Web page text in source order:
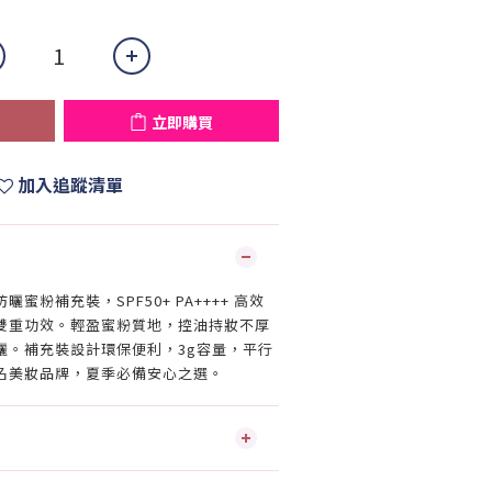
立即購買
加入追蹤清單
蜜粉補充裝，SPF50+ PA++++ 高效
重功效。輕盈蜜粉質地，控油持妝不厚
。補充裝設計環保便利，3g容量，平行
妝品牌，夏季必備安心之選。